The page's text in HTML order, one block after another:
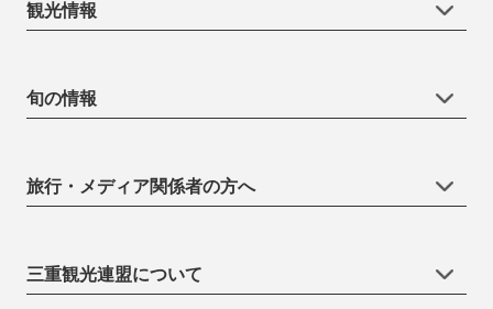
観光情報
旬の情報
旅行・メディア関係者の方へ
三重観光連盟について